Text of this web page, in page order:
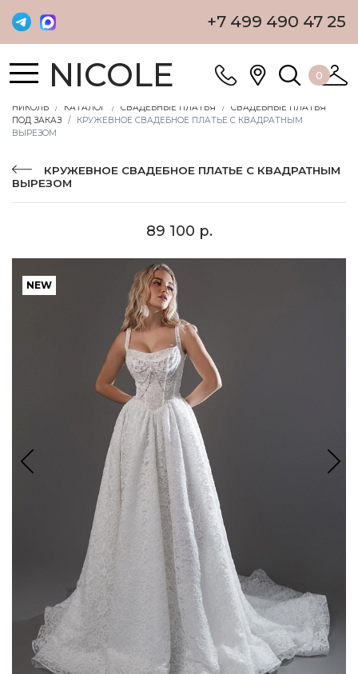
+7 499 490 47 25
NICOLE 0
НИКОЛЬ КАТАЛОГ СВАДЕБНЫЕ ПЛАТЬЯ
СВАДЕБНЫЕ ПЛАТЬЯ
ПОД ЗАКАЗ
КРУЖЕВНОЕ СВАДЕБНОЕ ПЛАТЬЕ С КВАДРАТНЫМ
ВЫРЕЗОМ
КРУЖЕВНОЕ СВАДЕБНОЕ ПЛАТЬЕ С КВАДРАТНЫМ
ВЫРЕЗОМ
89 100 р.
NEW